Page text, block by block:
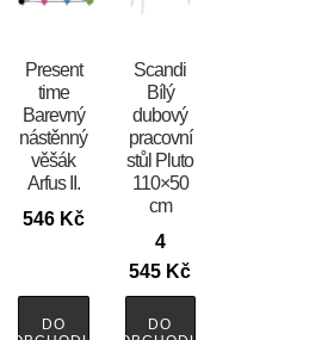
Present
time
Barevný
nástěnný
věšák
Arfus II.
546 Kč
DO
Scandi
Bílý
dubový
pracovní
stůl Pluto
110×50
cm
4
545 Kč
DO